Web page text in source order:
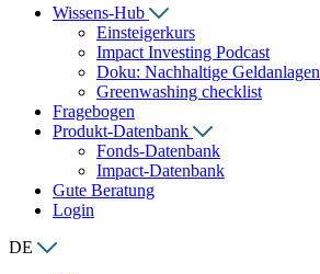
Wissens-Hub
Einsteigerkurs
Impact Investing Podcast
Doku: Nachhaltige Geldanlagen
Greenwashing checklist
Fragebogen
Produkt-Datenbank
Fonds-Datenbank
Impact-Datenbank
Gute Beratung
Login
DE